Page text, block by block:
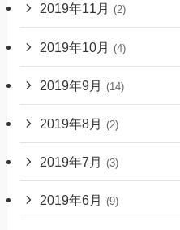
2019年11月 (2)
2019年10月 (4)
2019年9月 (14)
2019年8月 (2)
2019年7月 (3)
2019年6月 (9)